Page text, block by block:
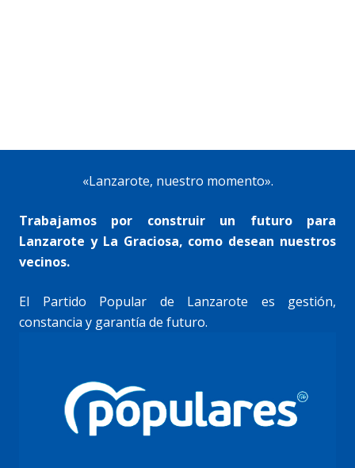
«Lanzarote, nuestro momento».
Trabajamos por construir un futuro para
Lanzarote y La Graciosa, como desean nuestros
vecinos.
El Partido Popular de Lanzarote es gestión,
constancia y garantía de futuro.